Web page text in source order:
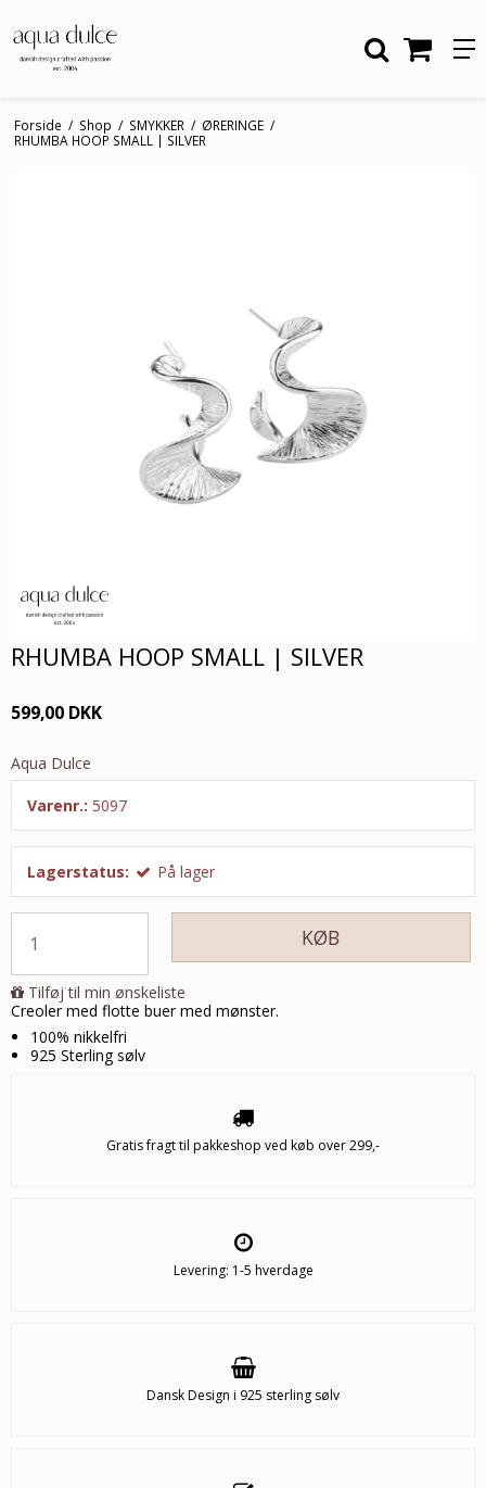
Forside / Shop / SMYKKER / ØRERINGE /
RHUMBA HOOP SMALL | SILVER
RHUMBA HOOP SMALL | SILVER
599,00 DKK
Aqua Dulce
Varenr.: 5097
Lagerstatus: På lager
KØB
Tilføj til min ønskeliste
Creoler med flotte buer med mønster.
100% nikkelfri
925 Sterling sølv
Gratis fragt til pakkeshop ved køb over 299,-
Levering: 1-5 hverdage
Dansk Design i 925 sterling sølv